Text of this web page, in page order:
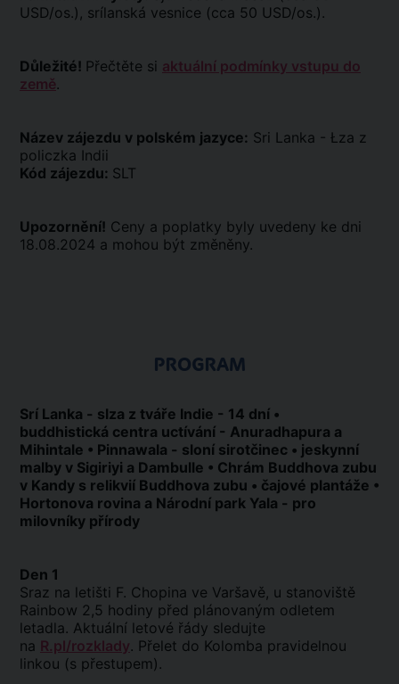
USD/os.), srílanská vesnice (cca 50 USD/os.).
Důležité! Přečtěte si aktuální podmínky vstupu do
země.
Název zájezdu v polském jazyce: Sri Lanka - Łza z
policzka Indii
Kód zájezdu: SLT
Upozornění! Ceny a poplatky byly uvedeny ke dni
18.08.2024 a mohou být změněny.
PROGRAM
Srí Lanka - slza z tváře Indie - 14 dní •
buddhistická centra uctívání - Anuradhapura a
Mihintale • Pinnawala - sloní sirotčinec • jeskynní
malby v Sigiriyi a Dambulle • Chrám Buddhova zubu
v Kandy s relikvií Buddhova zubu • čajové plantáže •
Hortonova rovina a Národní park Yala - pro
milovníky přírody
Den 1
Sraz na letišti F. Chopina ve Varšavě, u stanoviště
Rainbow 2,5 hodiny před plánovaným odletem
letadla. Aktuální letové řády sledujte
na R.pl/rozklady. Přelet do Kolomba pravidelnou
linkou (s přestupem).